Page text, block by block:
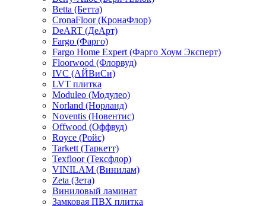
Betta (Бетта)
CronaFloor (КронаФлор)
DeART (ДеАрт)
Fargo (Фарго)
Fargo Home Expert (Фарго Хоум Эксперт)
Floorwood (Флорвуд)
IVC (АЙВиСи)
LVT плитка
Moduleo (Модулео)
Norland (Норланд)
Noventis (Новентис)
Offwood (Оффвуд)
Royce (Ройс)
Tarkett (Таркетт)
Texfloor (Тексфлор)
VINILAM (Винилам)
Zeta (Зета)
Виниловый ламинат
Замковая ПВХ плитка